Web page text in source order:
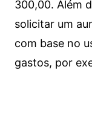
300,00. Além
solicitar um
com base no
gastos, por